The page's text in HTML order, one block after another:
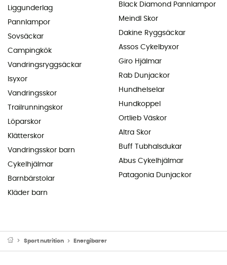
Liggunderlag
Pannlampor
Sovsäckar
Campingkök
Vandringsryggsäckar
Isyxor
Vandringsskor
Trailrunningskor
Löparskor
Klätterskor
Vandringsskor barn
Cykelhjälmar
Barnbärstolar
Kläder barn
Black Diamond Pannlampor
Meindl Skor
Dakine Ryggsäckar
Assos Cykelbyxor
Giro Hjälmar
Rab Dunjackor
Hundhelselar
Hundkoppel
Ortlieb Väskor
Altra Skor
Buff Tubhalsdukar
Abus Cykelhjälmar
Patagonia Dunjackor
Sport nutrition Energibarer